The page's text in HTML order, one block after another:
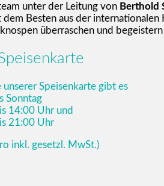
unter der Leitung von Berthold
dem Besten aus der
überraschen und
unserer Speisenkarte gibt es
Sonntag
14:00 Uhr und
21:00 Uhr
inkl. gesetzl. MwSt.)